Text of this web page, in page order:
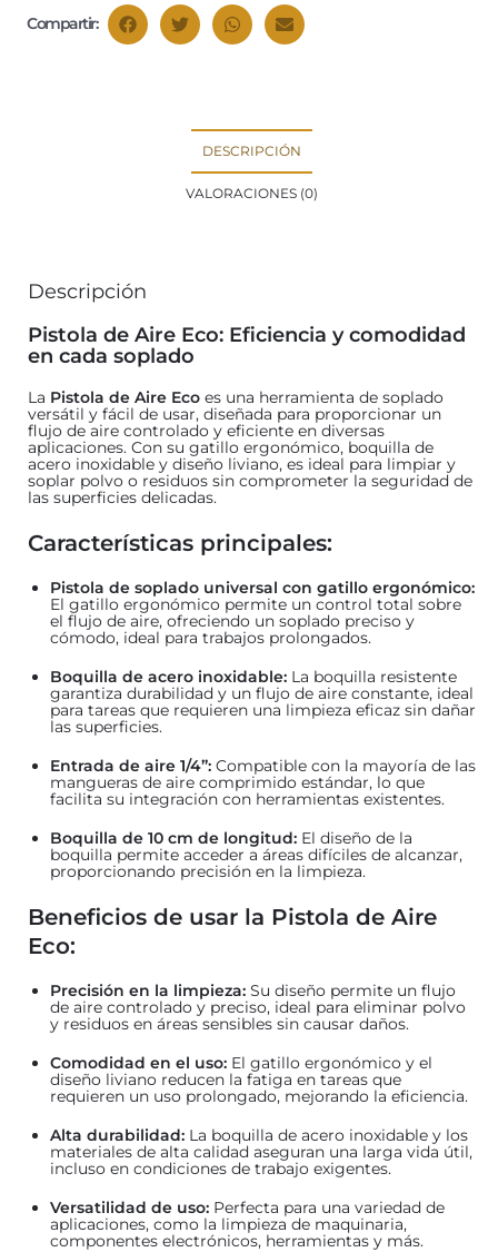
Compartir:
DESCRIPCIÓN
VALORACIONES (0)
Descripción
Pistola de Aire Eco: Eficiencia y comodidad
en cada soplado
La Pistola de Aire Eco es una herramienta de soplado
versátil y fácil de usar, diseñada para proporcionar un
flujo de aire controlado y eficiente en diversas
aplicaciones. Con su gatillo ergonómico, boquilla de
acero inoxidable y diseño liviano, es ideal para limpiar y
soplar polvo o residuos sin comprometer la seguridad de
las superficies delicadas.
Características principales:
Pistola de soplado universal con gatillo ergonómico:
El gatillo ergonómico permite un control total sobre
el flujo de aire, ofreciendo un soplado preciso y
cómodo, ideal para trabajos prolongados.
Boquilla de acero inoxidable: La boquilla resistente
garantiza durabilidad y un flujo de aire constante, ideal
para tareas que requieren una limpieza eficaz sin dañar
las superficies.
Entrada de aire 1/4”: Compatible con la mayoría de las
mangueras de aire comprimido estándar, lo que
facilita su integración con herramientas existentes.
Boquilla de 10 cm de longitud: El diseño de la
boquilla permite acceder a áreas difíciles de alcanzar,
proporcionando precisión en la limpieza.
Beneficios de usar la Pistola de Aire
Eco:
Precisión en la limpieza: Su diseño permite un flujo
de aire controlado y preciso, ideal para eliminar polvo
y residuos en áreas sensibles sin causar daños.
Comodidad en el uso: El gatillo ergonómico y el
diseño liviano reducen la fatiga en tareas que
requieren un uso prolongado, mejorando la eficiencia.
Alta durabilidad: La boquilla de acero inoxidable y los
materiales de alta calidad aseguran una larga vida útil,
incluso en condiciones de trabajo exigentes.
Versatilidad de uso: Perfecta para una variedad de
aplicaciones, como la limpieza de maquinaria,
componentes electrónicos, herramientas y más.